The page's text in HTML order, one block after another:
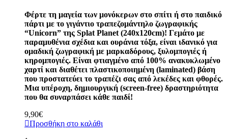
Φέρτε τη μαγεία των μονόκερων στο σπίτι ή στο παιδικό
πάρτι με το γιγάντιο τραπεζομάντηλο ζωγραφικής
“Unicorn” της Splat Planet (240x120cm)! Γεμάτο με
παραμυθένια σχέδια και ουράνια τόξα, είναι ιδανικό για
ομαδική ζωγραφική με μαρκαδόρους, ξυλομπογιές ή
κηρομπογιές. Είναι φτιαγμένο από 100% ανακυκλωμένο
χαρτί και διαθέτει πλαστικοποιημένη (laminated) βάση
που προστατεύει το τραπέζι σας από λεκέδες και φθορές.
Μια υπέροχη, δημιουργική (screen-free) δραστηριότητα
που θα συναρπάσει κάθε παιδί!
9,90€
Προσθήκη στο καλάθι